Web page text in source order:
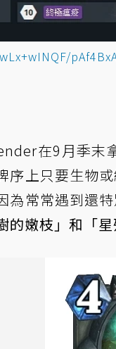
在9月季末
序上只要生物
為常常遇到還
的嫩枝」和「